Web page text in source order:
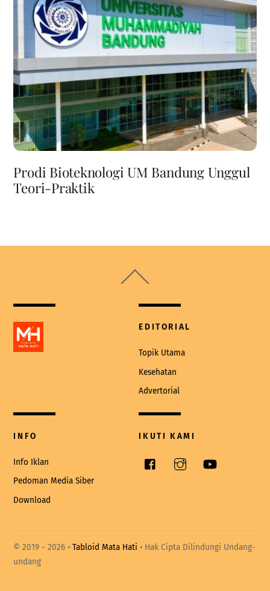
Prodi Bioteknologi UM Bandung Unggul
Teori-Praktik
To
EDITORIAL
Topik Utama
Kesehatan
Advertorial
INFO
Info Iklan
Pedoman Media Siber
Download
IKUTI KAMI
Facebook
© 2019 -2026 •Tabloid Mata Hati • Hak Cipta Dilindungi Undang-
undang